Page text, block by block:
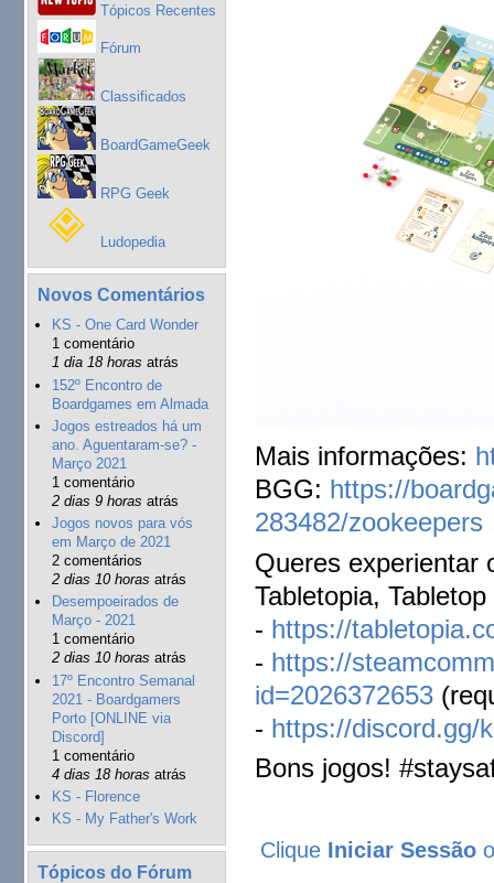
Tópicos Recentes
Fórum
Classificados
BoardGameGeek
RPG Geek
Ludopedia
Novos Comentários
KS - One Card Wonder
1 comentário
1 dia 18 horas atrás
152º Encontro de
Boardgames em Almada
Jogos estreados há um
ano. Aguentaram-se? -
Março 2021
1 comentário
2 dias 9 horas atrás
Jogos novos para vós
em Março de 2021
2 comentários
2 dias 10 horas atrás
Desempoeirados de
Março - 2021
1 comentário
2 dias 10 horas atrás
17º Encontro Semanal
2021 - Boardgamers
Porto [ONLINE via
Discord]
1 comentário
4 dias 18 horas atrás
KS - Florence
KS - My Father's Work
Tópicos do Fórum
Mais informações:
BGG: https://
283482/zookeepers
Queres experientar
Tabletopia,
- https://
- https://
id=2026372653
- https://discord.gg/
Bons jogos!
Clique Iniciar Sessão